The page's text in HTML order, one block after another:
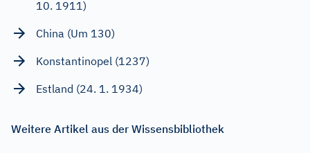
10. 1911)
China (Um 130)
Konstantinopel (1237)
Estland (24. 1. 1934)
Weitere Artikel aus der Wissensbibliothek